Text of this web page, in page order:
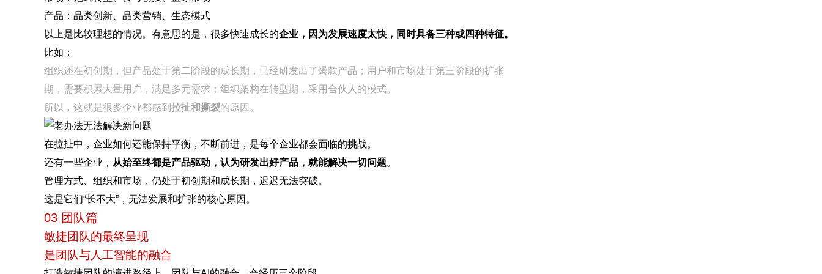
产品：品类创新、品类营销、生态模式
以上是比较理想的情况。有意思的是，很多快速成长的企业，因为发展速度太快，同时具备三种或四种特征。
比如：
组织还在初创期，但产品处于第二阶段的成长期，已经研发出了爆款产品；用户和市场处于第三阶段的扩张
期，需要积累大量用户，满足多元需求；组织架构在转型期，采用合伙人的模式。
所以，这就是很多企业都感到 拉扯和撕裂的原因。
在拉扯中，企业如何还能保持平衡，不断前进，是每个企业都会面临的挑战。
还有一些企业， 从始至终都是产品驱动，认为研发出好产品，就能解决一切问题。
管理方式、组织和市场，仍处于初创期和成长期，迟迟无法突破。
这是它们“长不大”，无法发展和扩张的核心原因。
03 团队篇
敏捷团队的最终呈现
是团队与人工智能的融合